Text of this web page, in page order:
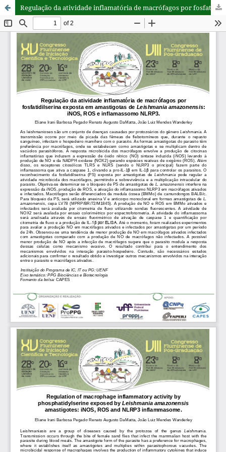
Regulação da atividade inflamatória de macrófagos por fosfatidilserina exposta em amastigotas de Leishmania amazonensis: iNOS, ROS e inflamassomo NLRP3